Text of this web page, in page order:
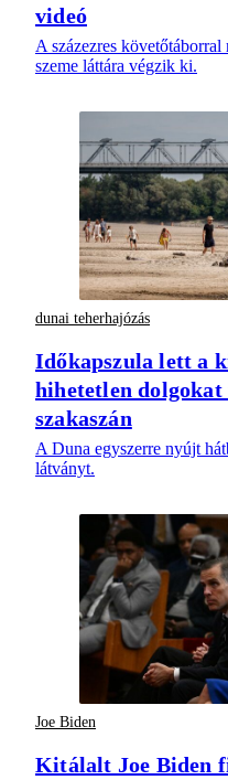
videó
A százezres
szeme láttára végzik ki.
dunai teherhajózás
Időkapszula lett a
hihetetlen
szakaszán
A Duna egyszerre nyújt
látványt.
Joe Biden
Kitálalt Joe Biden